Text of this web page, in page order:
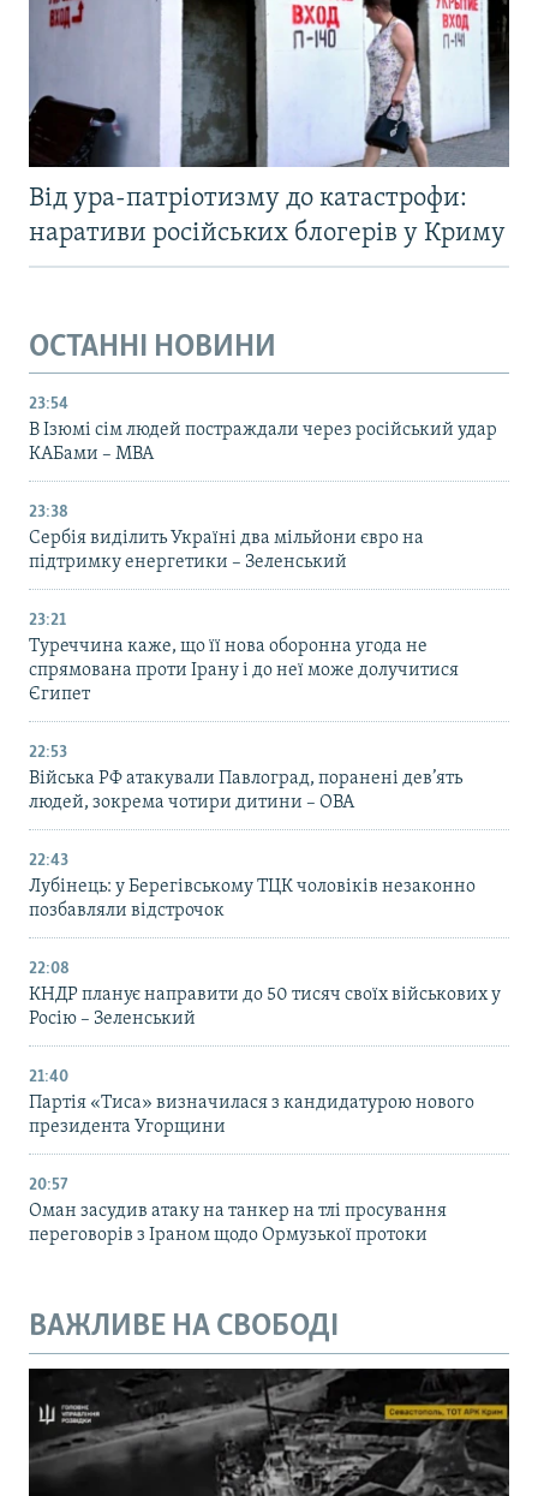
Від ура-патріотизму до катастрофи:
наративи російських блогерів у Криму
ОСТАННІ НОВИНИ
23:54
В Ізюмі сім людей постраждали через російський удар
КАБами – МВА
23:38
Сербія виділить Україні два мільйони євро на
підтримку енергетики – Зеленський
23:21
Туреччина каже, що її нова оборонна угода не
спрямована проти Ірану і до неї може долучитися
Єгипет
22:53
Війська РФ атакували Павлоград, поранені дев’ять
людей, зокрема чотири дитини – ОВА
22:43
Лубінець: у Берегівському ТЦК чоловіків незаконно
позбавляли відстрочок
22:08
КНДР планує направити до 50 тисяч своїх військових у
Росію – Зеленський
21:40
Партія «Тиса» визначилася з кандидатурою нового
президента Угорщини
20:57
Оман засудив атаку на танкер на тлі просування
переговорів з Іраном щодо Ормузької протоки
ВАЖЛИВЕ НА СВОБОДІ